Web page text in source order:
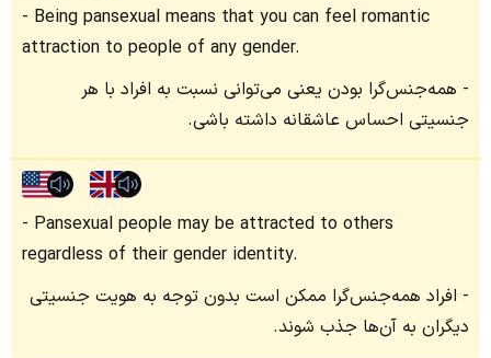
Being pansexual means that you can feel romantic
attraction to people of any gender.
همه‌جنس‌گرا بودن یعنی می‌توانی نسبت به افراد با هر
جنسیتی احساس عاشقانه داشته باشی.
Pansexual people may be attracted to others
regardless of their gender identity.
افراد همه‌جنس‌گرا ممکن است بدون توجه به هویت جنسیتی
دیگران به آن‌ها جذب شوند.